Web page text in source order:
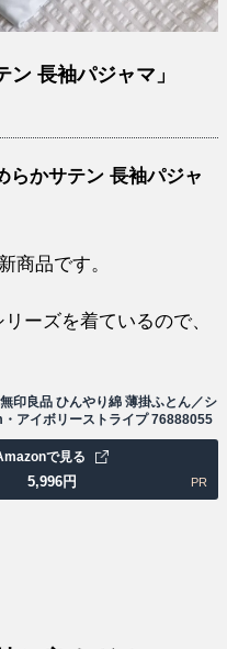
長袖パジャマ」
らかサテン 長袖パジャ
商品です。
ーズを着ているので、
印良品 ひんやり綿 薄掛ふとん／シ
アイボリーストライプ 76888055
5,996円
で見る
PR